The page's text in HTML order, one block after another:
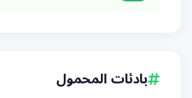
بادئات المحمول